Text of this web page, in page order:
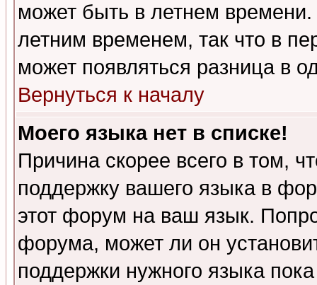
может быть в летнем
летним временем, так что в
может появляться разница в
Вернуться к началу
Моего языка нет в списке!
Причина скорее всего в том,
поддержку вашего языка в
этот форум на ваш язык.
форума, может ли он
поддержки нужного языка